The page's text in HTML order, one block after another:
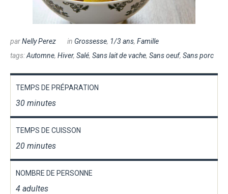
parNelly Perez in Grossesse, 1/3 ans, Famille
tags:Automne, Hiver, Salé, Sans lait de vache, Sans oeuf, Sans porc
TEMPS DE PRÉPARATION
30 minutes
TEMPS DE CUISSON
20 minutes
NOMBRE DE PERSONNE
4 adultes